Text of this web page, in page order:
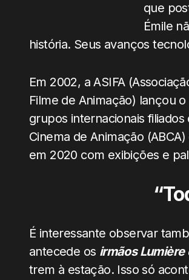
que
Émile
história. Seus avanços
Em 2002, a ASIFA
Filme de Animação) lançou
grupos internacionais
Cinema de Animação
em 2020 com exibições e
É interessante observar
antecede os irmãos
trem à estação. Isso só